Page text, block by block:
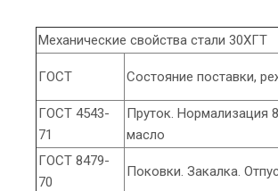
Механические свойства стали 30ХГТ
ГОСТ Состояние поставки,
ГОСТ 4543-
71
Пруток. Нормализация
масло
ГОСТ 8479-
70
Поковки. Закалка.